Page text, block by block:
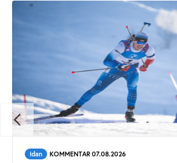
Idan KOMMENTAR 07.08.2026